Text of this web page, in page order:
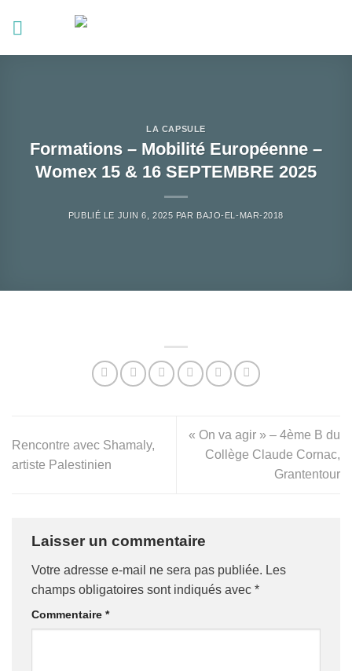
LA CAPSULE
Formations – Mobilité Européenne –
Womex 15 & 16 SEPTEMBRE 2025
PUBLIÉ LE JUIN 6, 2025 PAR BAJO-EL-MAR-2018
Rencontre avec Shamaly,
artiste Palestinien
« On va agir » – 4ème B du
Collège Claude Cornac,
Grantentour
Laisser un commentaire
Votre adresse e-mail ne sera pas publiée. Les
champs obligatoires sont indiqués avec *
Commentaire *